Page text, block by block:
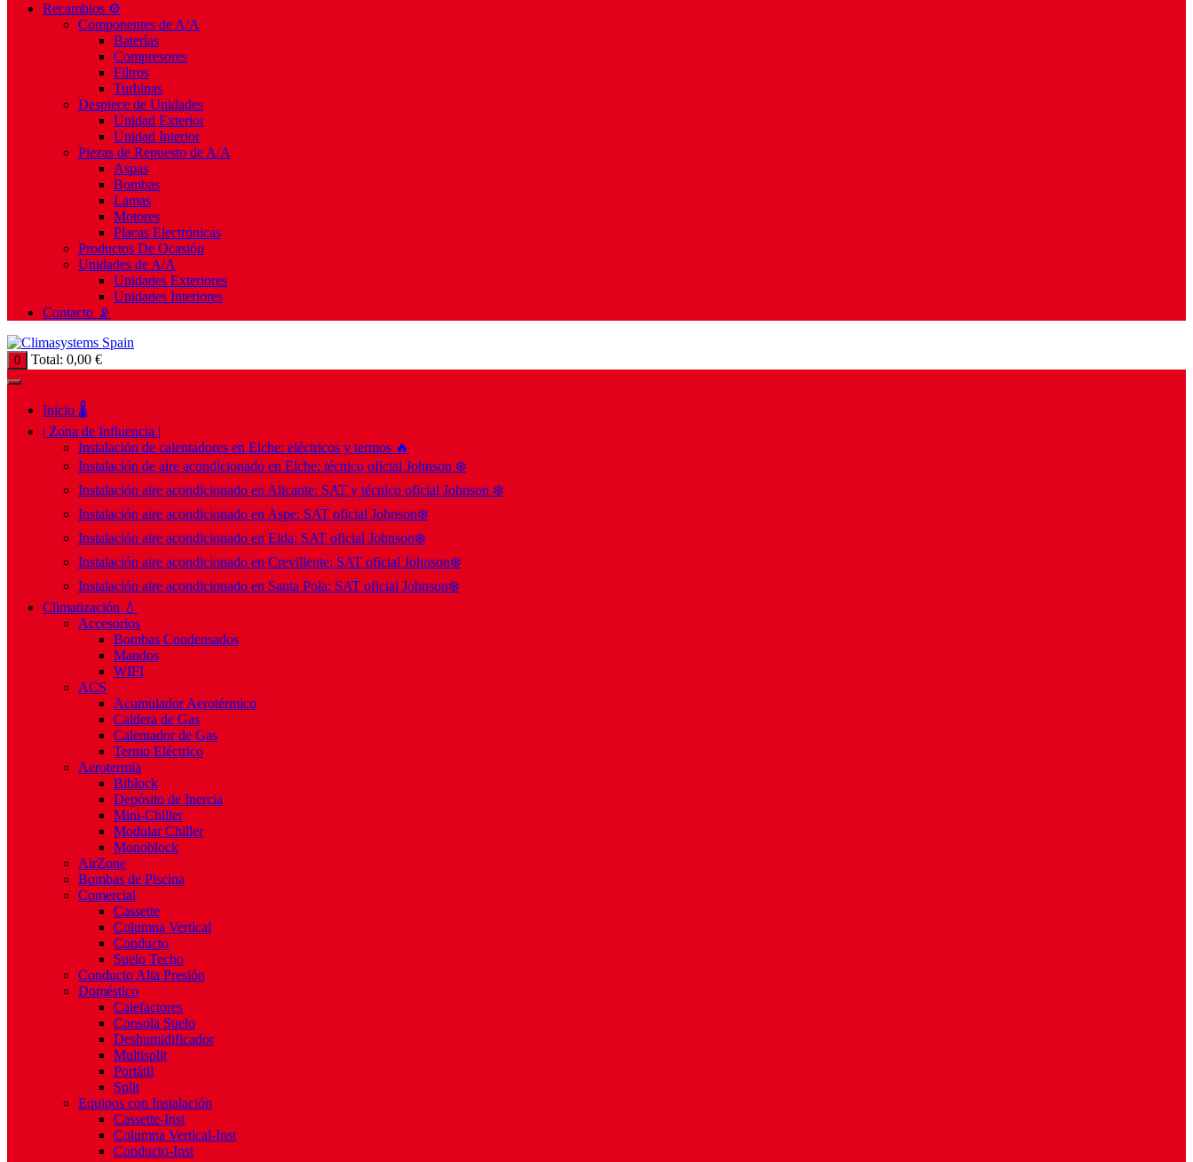
Recambios ⚙️
Componentes de A/A
Baterías
Compresores
Filtros
Turbinas
Despiece de Unidades
Unidad Exterior
Unidad Interior
Piezas de Repuesto de A/A
Aspas
Bombas
Lamas
Motores
Placas Electrónicas
Productos De Ocasión
Unidades de A/A
Unidades Exteriores
Unidades Interiores
Contacto 📡
0 Total: 0,00 €
Inicio 🌡️
| Zona de Influencia |
Instalación de calentadores en Elche: eléctricos y termos 🔥
Instalación de aire acondicionado en Elche: técnico oficial Johnson ❄️
Instalación aire acondicionado en Alicante: SAT y técnico oficial Johnson ❄️
Instalación aire acondicionado en Aspe: SAT oficial Johnson❄️
Instalación aire acondicionado en Elda: SAT oficial Johnson❄️
Instalación aire acondicionado en Crevillente: SAT oficial Johnson❄️
Instalación aire acondicionado en Santa Pola: SAT oficial Johnson❄️
Climatización 💧
Accesorios
Bombas Condensados
Mandos
WIFI
ACS
Acumulador Aerotérmico
Caldera de Gas
Calentador de Gas
Termo Eléctrico
Aerotermia
Biblock
Depósito de Inercia
Mini-Chiller
Modular Chiller
Monoblock
AirZone
Bombas de Piscina
Comercial
Cassette
Columna Vertical
Conducto
Suelo Techo
Conducto Alta Presión
Doméstico
Calefactores
Consola Suelo
Deshumidificador
Multisplit
Portátil
Split
Equipos con Instalación
Cassette-Inst
Columna Vertical-Inst
Conducto-Inst